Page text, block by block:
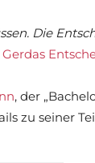
Die
, der
zu seiner